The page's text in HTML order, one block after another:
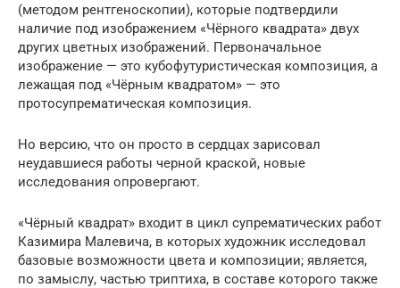
(методом рентгеноскопии), которые подтвердили
наличие под изображением «Чёрного квадрата» двух
других цветных изображений. Первоначальное
изображение — это кубофутуристическая композиция, а
лежащая под «Чёрным квадратом» — это
протосупрематическая композиция.
Но версию, что он просто в сердцах зарисовал
неудавшиеся работы черной краской, новые
исследования опровергают.
«Чёрный квадрат» входит в цикл супрематических работ
Казимира Малевича, в которых художник исследовал
базовые возможности цвета и композиции; является,
по замыслу, частью триптиха, в составе которого также